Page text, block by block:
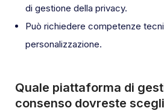
di gestione della privacy.
Può richiedere competenze
personalizzazione.
Quale piattaforma di
consenso dovreste